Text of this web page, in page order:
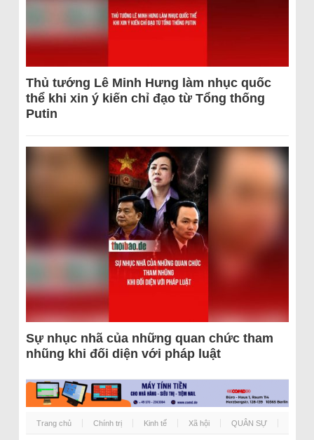
Thủ tướng Lê Minh Hưng làm nhục quốc
thể khi xin ý kiến chỉ đạo từ Tổng thống
Putin
Sự nhục nhã của những quan chức tham
nhũng khi đối diện với pháp luật
Trang chủ Chính trị Kinh tế Xã hội QUÂN SỰ